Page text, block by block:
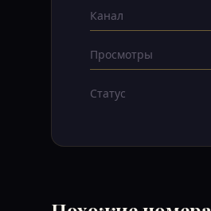
Канал
Просмотры
Статус